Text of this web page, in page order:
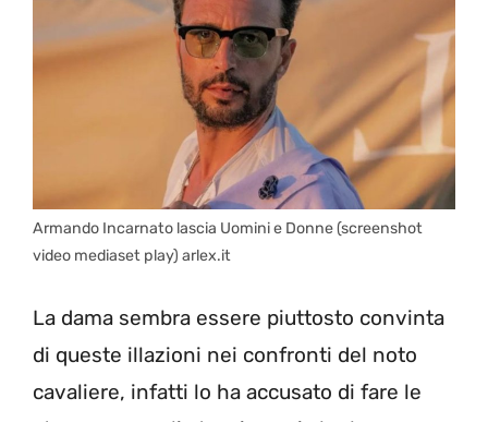
Armando Incarnato lascia Uomini e Donne (screenshot
video mediaset play) arlex.it
La dama sembra essere piuttosto convinta
di queste illazioni nei confronti del noto
cavaliere, infatti lo ha accusato di fare le